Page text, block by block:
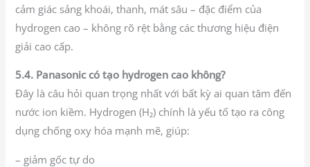
cảm giác sảng khoái, thanh, mát sâu – đặc điểm của
hydrogen cao – không rõ rệt bằng các thương hiệu điện
giải cao cấp.
5.4. Panasonic có tạo hydrogen cao không?
Đây là câu hỏi quan trọng nhất với bất kỳ ai quan tâm đến
nước ion kiềm. Hydrogen (H₂) chính là yếu tố tạo ra công
dụng chống oxy hóa mạnh mẽ, giúp:
– giảm gốc tự do